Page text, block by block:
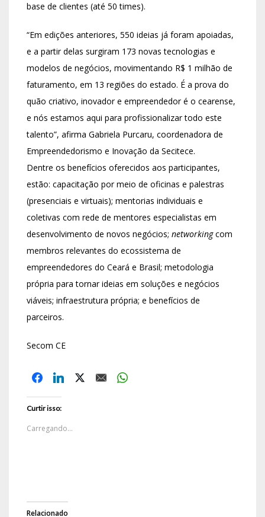
base de clientes (até 50 times).
“Em edições anteriores, 550 ideias já foram apoiadas,
e a partir delas surgiram 173 novas tecnologias e
modelos de negócios, movimentando R$ 1 milhão de
faturamento, em 13 regiões do estado. É a prova do
quão criativo, inovador e empreendedor é o cearense,
e nós estamos aqui para profissionalizar todo este
talento”, afirma Gabriela Purcaru, coordenadora de
Empreendedorismo e Inovação da Secitece.
Dentre os benefícios oferecidos aos participantes,
estão: capacitação por meio de oficinas e palestras
(presenciais e virtuais); mentorias individuais e
coletivas com rede de mentores especialistas em
desenvolvimento de novos negócios; networkingcom
membros relevantes do ecossistema de
empreendedores do Ceará e Brasil; metodologia
própria para tornar ideias em soluções e negócios
viáveis; infraestrutura própria; e benefícios de
parceiros.
Secom CE
Curtir isso:
Carregando...
Relacionado